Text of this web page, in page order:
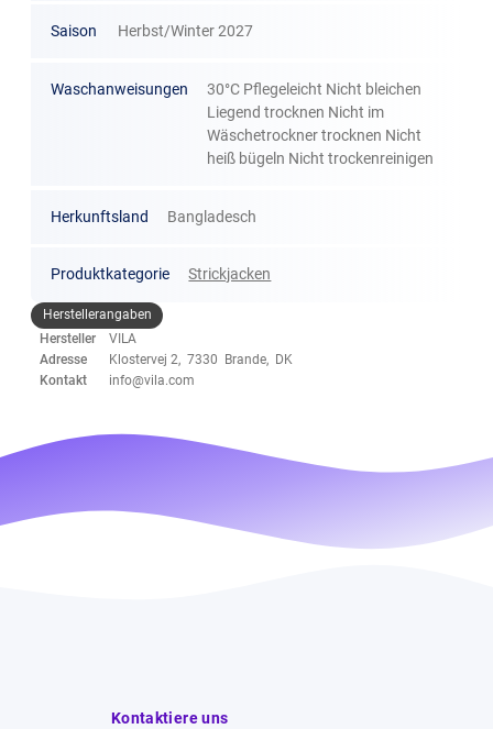
Saison Herbst/Winter 2027
Waschanweisungen
30°C Pflegeleicht Nicht bleichen
Liegend trocknen Nicht im
Wäschetrockner trocknen Nicht
heiß bügeln Nicht trockenreinigen
Herkunftsland Bangladesch
Produktkategorie Strickjacken
Herstellerangaben
Hersteller
VILA
Adresse
Klostervej 2, 7330 Brande, DK
Kontakt
info@vila.com
Kontaktiere uns